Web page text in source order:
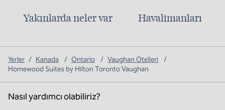
Yakınlarda neler var Havalimanları
Yerler / Kanada / Ontario / Vaughan Otelleri
/
Homewood Suites by Hilton Toronto Vaughan
Nasıl yardımcı olabiliriz?